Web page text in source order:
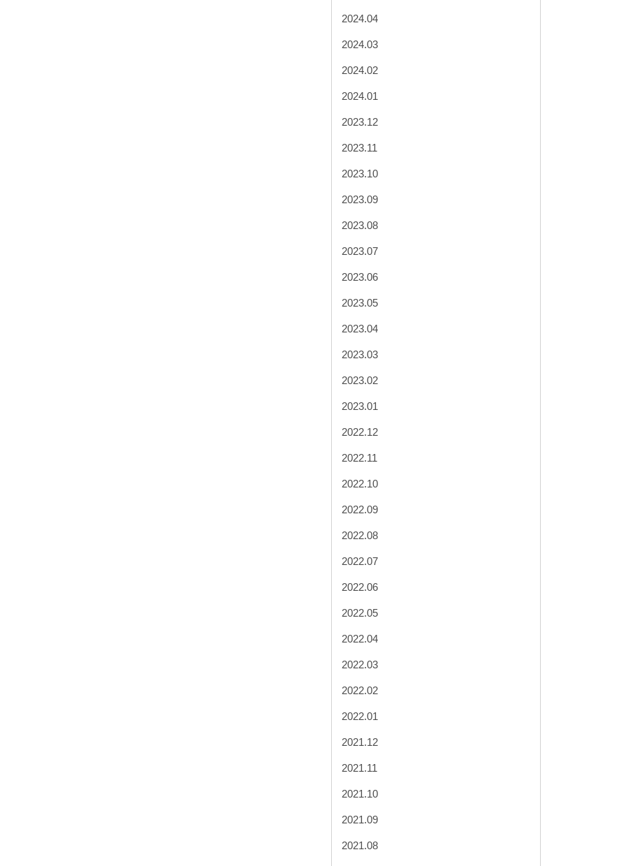
2024.04
2024.03
2024.02
2024.01
2023.12
2023.11
2023.10
2023.09
2023.08
2023.07
2023.06
2023.05
2023.04
2023.03
2023.02
2023.01
2022.12
2022.11
2022.10
2022.09
2022.08
2022.07
2022.06
2022.05
2022.04
2022.03
2022.02
2022.01
2021.12
2021.11
2021.10
2021.09
2021.08